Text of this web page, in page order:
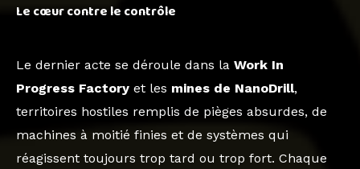
Le cœur contre le contrôle
Le dernier acte se déroule dans la Work In
Progress Factory et les mines de NanoDrill,
territoires hostiles remplis de pièges absurdes, de
machines à moitié finies et de systèmes qui
réagissent toujours trop tard ou trop fort. Chaque